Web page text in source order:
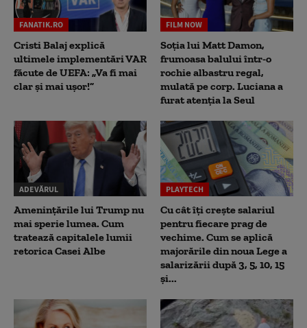
FANATIK.RO
Cristi Balaj explică
ultimele implementări VAR
făcute de UEFA: „Va fi mai
clar și mai ușor!”
FILM NOW
Soția lui Matt Damon,
frumoasa balului într-o
rochie albastru regal,
mulată pe corp. Luciana a
furat atenția la Seul
ADEVĂRUL
Amenințările lui Trump nu
mai sperie lumea. Cum
tratează capitalele lumii
retorica Casei Albe
PLAYTECH
Cu cât îți crește salariul
pentru fiecare prag de
vechime. Cum se aplică
majorările din noua Lege a
salarizării după 3, 5, 10, 15
și...